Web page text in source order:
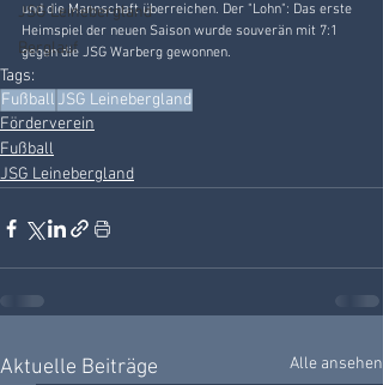
JSG Leinebergland
Berglauf
und die Mannschaft überreichen. Der "Lohn": Das erste
Heimspiel der neuen Saison wurde souverän mit 7:1
gegen die JSG Warberg gewonnen.
Tags:
Fußball JSG Leinebergland
Förderverein
Fußball
JSG Leinebergland
Aktuelle Beiträge Alle ansehen